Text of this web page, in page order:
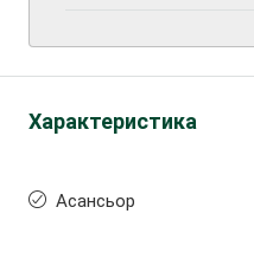
Характеристика
Асансьор